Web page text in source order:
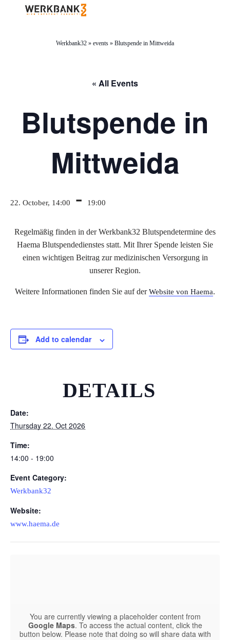
Werkbank32 » events » Blutspende in Mittweida
« All Events
Blutspende in
Mittweida
22. October, 14:00 - 19:00
Regelmäßig finden in der Werkbank32 Blutspendetermine des
Haema Blutspendedienstes statt. Mit Ihrer Spende leisten Sie
einen wichtigen Beitrag zur medizinischen Versorgung in
unserer Region.
Weitere Informationen finden Sie auf derWebsite von Haema.
Add to calendar
DETAILS
Date:
Thursday 22. Oct 2026
Time:
14:00 - 19:00
Event Category:
Werkbank32
Website:
www.haema.de
You are currently viewing a placeholder content from
Google Maps. To access the actual content, click the
button below. Please note that doing so will share data with